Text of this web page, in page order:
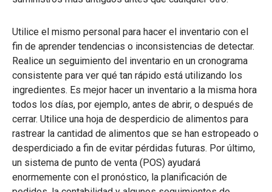
Utilice el mismo personal para hacer el inventario con el
fin de aprender tendencias o inconsistencias de detectar.
Realice un seguimiento del inventario en un cronograma
consistente para ver qué tan rápido está utilizando los
ingredientes. Es mejor hacer un inventario a la misma hora
todos los días, por ejemplo, antes de abrir, o después de
cerrar. Utilice una hoja de desperdicio de alimentos para
rastrear la cantidad de alimentos que se han estropeado o
desperdiciado a fin de evitar pérdidas futuras. Por último,
un sistema de punto de venta (POS) ayudará
enormemente con el pronóstico, la planificación de